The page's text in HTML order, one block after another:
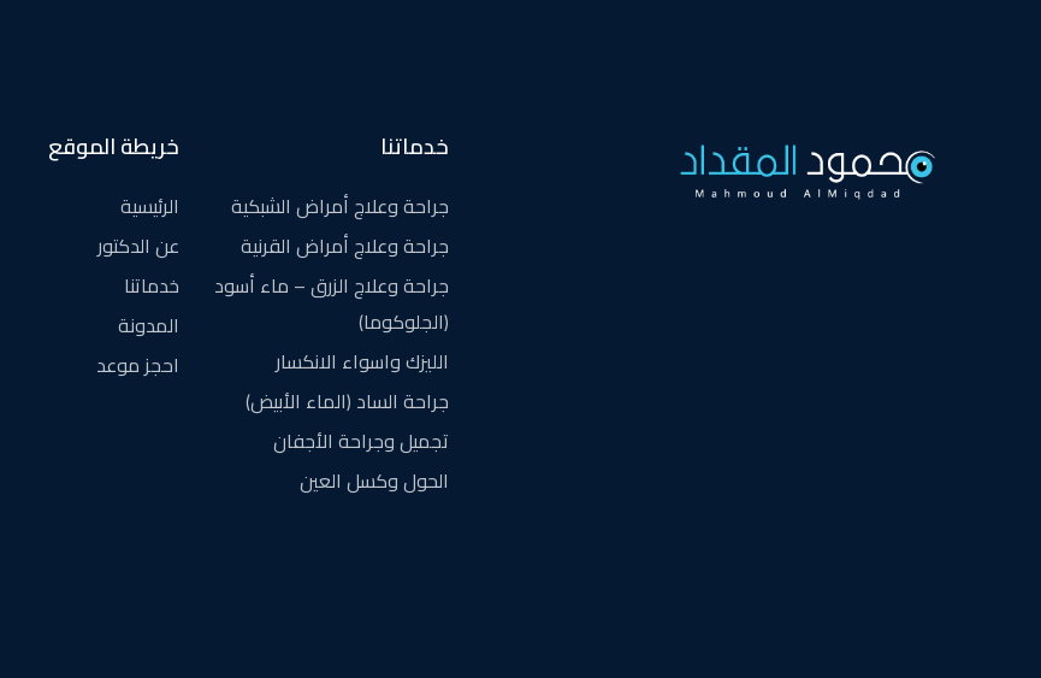
خدماتنا
جراحة وعلاج أمراض الشبكية
جراحة وعلاج أمراض القرنية
جراحة وعلاج الزرق – ماء أسود
(الجلوكوما)
الليزك واسواء الانكسار
جراحة الساد (الماء الأبيض)
تجميل وجراحة الأجفان
الحول وكسل العين
خريطة الموقع
الرئيسية
عن الدكتور
خدماتنا
المدونة
احجز موعد